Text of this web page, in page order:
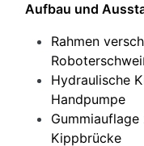
Aufbau und
Rahmen
Hydraulische
Handpumpe
Gummiauflage
Kippbrücke